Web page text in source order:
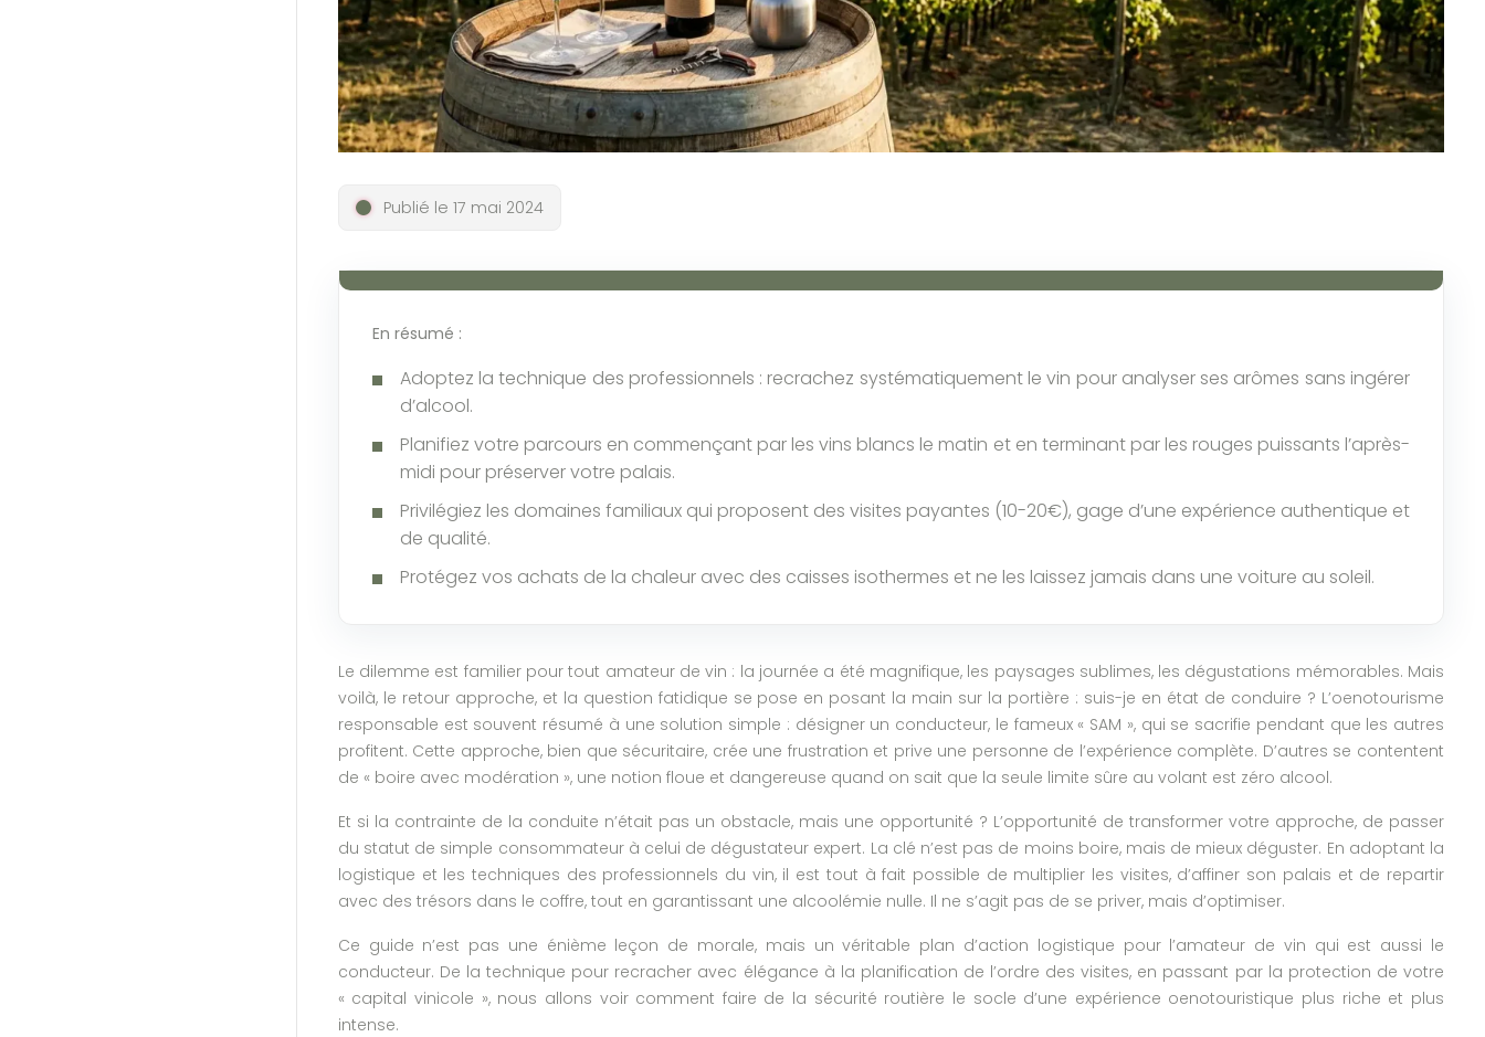
Publié le 17 mai 2024
En résumé :
Adoptez la technique des professionnels : recrachez systématiquement le vin pour analyser ses arômes sans ingérer
d’alcool.
Planifiez votre parcours en commençant par les vins blancs le matin et en terminant par les rouges puissants l’après-
midi pour préserver votre palais.
Privilégiez les domaines familiaux qui proposent des visites payantes (10-20€), gage d’une expérience authentique et
de qualité.
Protégez vos achats de la chaleur avec des caisses isothermes et ne les laissez jamais dans une voiture au soleil.
Le dilemme est familier pour tout amateur de vin : la journée a été magnifique, les paysages sublimes, les dégustations mémorables. Mais
voilà, le retour approche, et la question fatidique se pose en posant la main sur la portière : suis-je en état de conduire ? L’oenotourisme
responsable est souvent résumé à une solution simple : désigner un conducteur, le fameux « SAM », qui se sacrifie pendant que les autres
profitent. Cette approche, bien que sécuritaire, crée une frustration et prive une personne de l’expérience complète. D’autres se contentent
de « boire avec modération », une notion floue et dangereuse quand on sait que la seule limite sûre au volant est zéro alcool.
Et si la contrainte de la conduite n’était pas un obstacle, mais une opportunité ? L’opportunité de transformer votre approche, de passer
du statut de simple consommateur à celui de dégustateur expert. La clé n’est pas de moins boire, mais de mieux déguster. En adoptant la
logistique et les techniques des professionnels du vin, il est tout à fait possible de multiplier les visites, d’affiner son palais et de repartir
avec des trésors dans le coffre, tout en garantissant une alcoolémie nulle. Il ne s’agit pas de se priver, mais d’optimiser.
Ce guide n’est pas une énième leçon de morale, mais un véritable plan d’action logistique pour l’amateur de vin qui est aussi le
conducteur. De la technique pour recracher avec élégance à la planification de l’ordre des visites, en passant par la protection de votre
« capital vinicole », nous allons voir comment faire de la sécurité routière le socle d’une expérience oenotouristique plus riche et plus
intense.